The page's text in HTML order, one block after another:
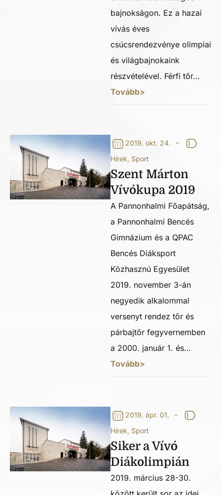
bajnokságon. Ez a hazai
vívás éves
csúcsrendezvénye olimpiai
és világbajnokaink
részvételével. Férfi tőr…
Tovább>
2019. okt. 24. -
Hírek, Sport
Szent Márton
Vívókupa 2019
A Pannonhalmi Főapátság,
a Pannonhalmi Bencés
Gimnázium és a QPAC
Bencés Diáksport
Közhasznú Egyesület
2019. november 3-án
negyedik alkalommal
versenyt rendez tőr és
párbajtőr fegyvernemben
a 2000. január 1. és…
Tovább>
2019. ápr. 01. -
Hírek, Sport
Siker a Vívó
Diákolimpián
2019. március 28-30.